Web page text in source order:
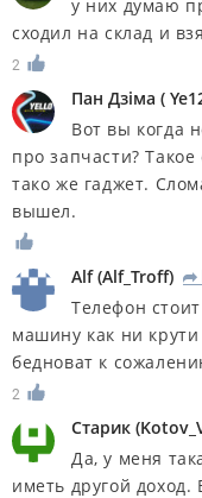
у них думаю
сходил на склад и
2
Пан Дзiма (
Вот вы когда
про запчасти?
тако же гаджет.
вышел.
Alf(Alf_Troff) R
Телефон
машину как ни крути
бедноват к
2
Старик (
Да, у меня
иметь другой доход.